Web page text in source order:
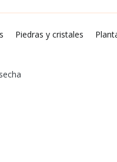
Piedras y cristales